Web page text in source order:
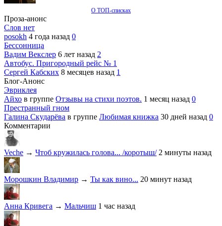
О ТОП-списках
Проза-анонс
Слов нет
posokh 4 года назад 0
Бессонница
Вадим Векслер 6 лет назад 2
Автобус. Пригородный рейс № 1
Сергей Кабских 8 месяцев назад 1
Блог-Анонс
Эвриклея
Айхо в группе Отзывы на стихи поэтов. 1 месяц назад 0
Престранный гном
Галина Скударёва в группе Любимая книжка 30 дней назад 0
Комментарии
Veche → Чтоб кружилась голова... /коротыш/ 2 минуты назад
Морошкин Владимир → Ты как вино... 20 минут назад
Анна Кривега → Мальчиш 1 час назад